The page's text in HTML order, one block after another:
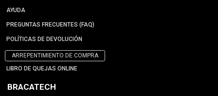
AYUDA
PREGUNTAS FRECUENTES (FAQ)
POLÍTICAS DE DEVOLUCIÓN
ARREPENTIMIENTO DE COMPRA
LIBRO DE QUEJAS ONLINE
BRACATECH